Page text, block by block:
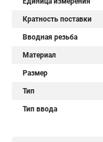
Кратность поставки
Вводная резьба
Материал
Размер
Тип
Тип ввода